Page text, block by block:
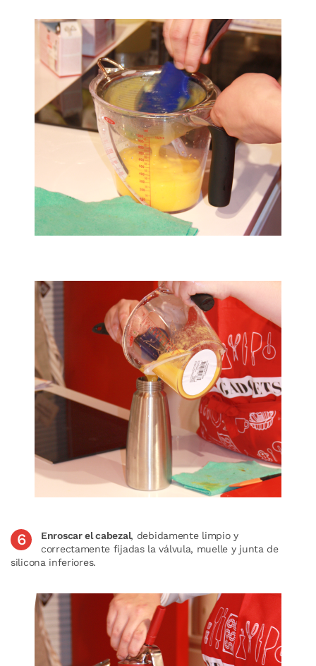
Enroscar el cabezal, debidamente limpio y
correctamente fijadas la válvula, muelle y junta de
silicona inferiores.